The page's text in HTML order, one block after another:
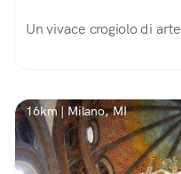
Un vivace crogiolo di
16km | Milano, MI